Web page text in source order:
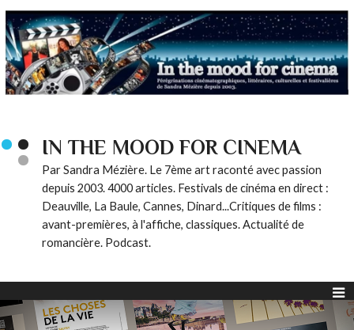
IN THE MOOD FOR CINEMA
Par Sandra Mézière. Le 7ème art raconté avec passion
depuis 2003. 4000 articles. Festivals de cinéma en direct :
Deauville, La Baule, Cannes, Dinard...Critiques de films :
avant-premières, à l'affiche, classiques. Actualité de
romancière. Podcast.